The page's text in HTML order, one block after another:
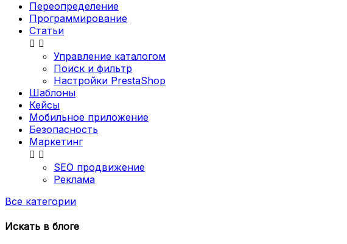
Переопределение
Программирование
Статьи
 
Управление каталогом
Поиск и фильтр
Настройки PrestaShop
Шаблоны
Кейсы
Мобильное приложение
Безопасность
Маркетинг
 
SEO продвижение
Реклама
Все категории
Искать в блоге